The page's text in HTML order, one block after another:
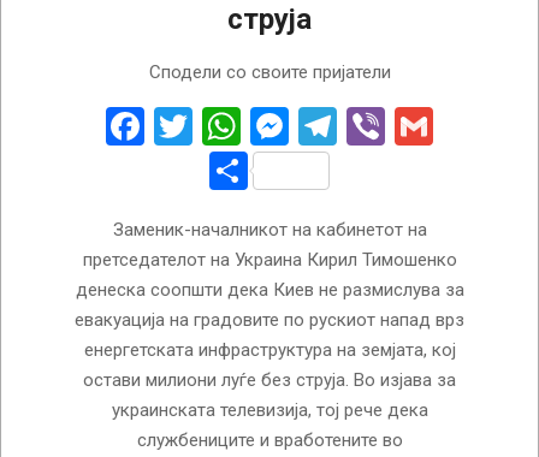
струја
Сподели со своите пријатели
Facebook
Twitter
WhatsApp
Messenger
Telegram
Viber
Share
Заменик-началникот на кабинетот на
претседателот на Украина Кирил Тимошенко
денеска соопшти дека Киев не размислува за
евакуација на градовите по рускиот напад врз
енергетската инфраструктура на земјата, кој
остави милиони луѓе без струја. Во изјава за
украинската телевизија, тој рече дека
службениците и вработените во